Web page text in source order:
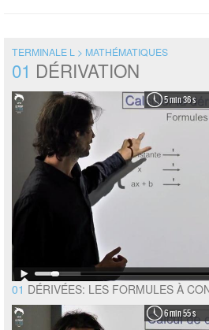
TERMINALE L > MATHÉMATIQUES
01 DÉRIVATION
5 min 36 s
01 DÉRIVÉES: LES FORMULES À
6 min 55 s